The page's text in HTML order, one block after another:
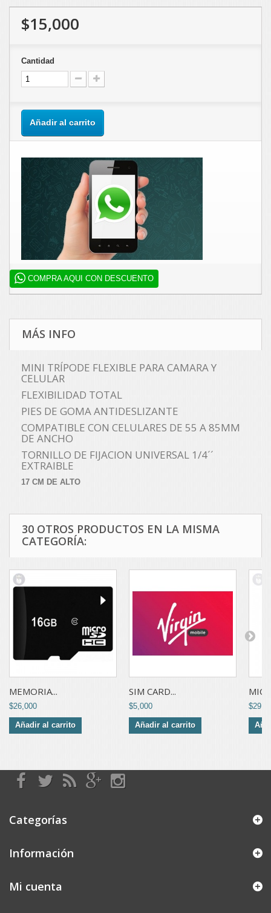
$15,000
Cantidad
Añadir al carrito
COMPRA AQUI CON DESCUENTO
MÁS INFO
MINI TRÍPODE FLEXIBLE PARA CAMARA Y
CELULAR
FLEXIBILIDAD TOTAL
PIES DE GOMA ANTIDESLIZANTE
COMPATIBLE CON CELULARES DE 55 A 85MM
DE ANCHO
TORNILLO DE FIJACION UNIVERSAL 1/4´´
EXTRAIBLE
17 CM DE ALTO
30 OTROS PRODUCTOS EN LA MISMA
CATEGORÍA:
MEMORIA...
$26,000
Añadir al carrito
SIM CARD...
$5,000
Añadir al carrito
Categorías
Información
Mi cuenta